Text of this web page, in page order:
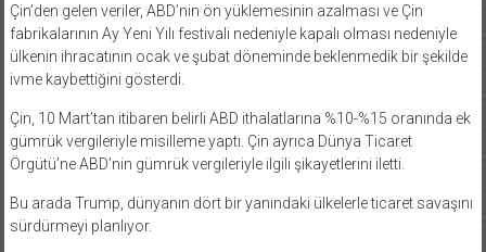
Çin’den gelen veriler, ABD’nin ön yüklemesinin azalması ve Çin
fabrikalarının Ay Yeni Yılı festivali nedeniyle kapalı olması nedeniyle
ülkenin ihracatının ocak ve şubat döneminde beklenmedik bir şekilde
ivme kaybettiğini gösterdi.
Çin, 10 Mart’tan itibaren belirli ABD ithalatlarına %10-%15 oranında ek
gümrük vergileriyle misilleme yaptı. Çin ayrıca Dünya Ticaret
Örgütü’ne ABD’nin gümrük vergileriyle ilgili şikayetlerini iletti.
Bu arada Trump, dünyanın dört bir yanındaki ülkelerle ticaret savaşını
sürdürmeyi planlıyor.